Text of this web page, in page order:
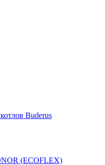
Buderus
(ECOFLEX)